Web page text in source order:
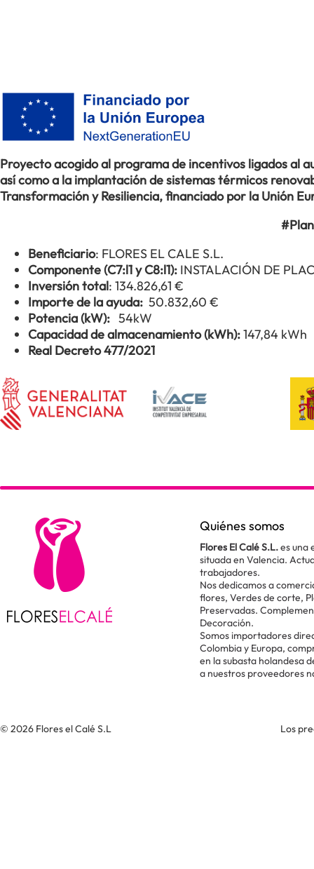
Proyecto acogido al programa de incentivos ligados al
así como a la implantación de sistemas térmicos
Transformación y Resiliencia, financiado por la Unión
Beneficiario: FLORES EL CALE S.L.
Componente (C7:l1 y C8:l1): INSTALACIÓN DE
Inversión total: 134.826,61 €
Importe de la ayuda: 50.832,60 €
Potencia (kW): 54kW
Capacidad de almacenamiento (kWh):147,84 kWh
Real Decreto 477/2021
Quiénes somos
Flores El Calé S.L.es una
situada en Valencia.
trabajadores.
Nos dedicamos a
flores, Verdes de corte,
Preservadas.
Decoración.
Somos importadores
Colombia y Europa,
en la subasta holandesa
a nuestros proveedores
© 2026 Flores el Calé S.L Los